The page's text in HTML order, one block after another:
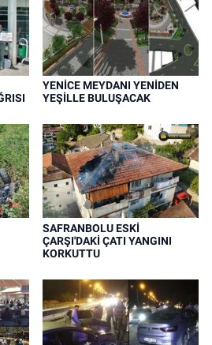
YENİCE MEYDANI YENİDEN
YEŞİLLE BULUŞACAK
SAFRANBOLU ESKİ
ÇARŞI'DAKİ ÇATI YANGINI
KORKUTTU